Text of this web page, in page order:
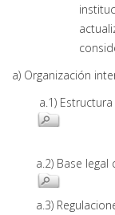
a) Organización
a.1)
a.2) Base
a.3)